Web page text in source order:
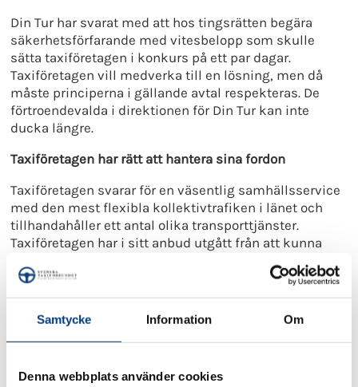
Samtycke Information Om
Denna webbplats använder cookies
Din Tur har svarat med att hos tingsrätten begära
säkerhetsförfarande med vitesbelopp som skulle
sätta taxiföretagen i konkurs på ett par dagar.
Taxiföretagen vill medverka till en lösning, men då
måste principerna i gällande avtal respekteras. De
förtroendevalda i direktionen för Din Tur kan inte
ducka längre.
Taxiföretagen har rätt att hantera sina fordon
Taxiföretagen svarar för en väsentlig samhällsservice
med den mest flexibla kollektivtrafiken i länet och
tillhandahåller ett antal olika transporttjänster.
Taxiföretagen har i sitt anbud utgått från att kunna
Ingen avtalspart kan ensidigt diktera villkoren. Ändå
är det just det som Din Tur nu forcerar fram.
Avtalet om färdtjänst och sjukresor som är tecknat
mellan Din Tur och de fem taxiföretagen gäller till den
transporterna ska fördelas från Din Tur till